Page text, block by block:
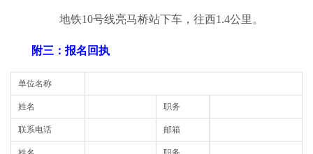
地铁10号线亮马桥站下车，往西1.4公里。
附三：报名回执
单位名称
姓名 职务
联系电话 邮箱